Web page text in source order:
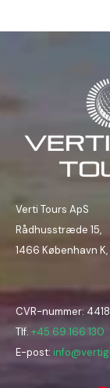
Verti Tours ApS
Rådhusstræde 15,
1466 København
CVR-nummer:
Tlf. +45 69 166 130
E-post: